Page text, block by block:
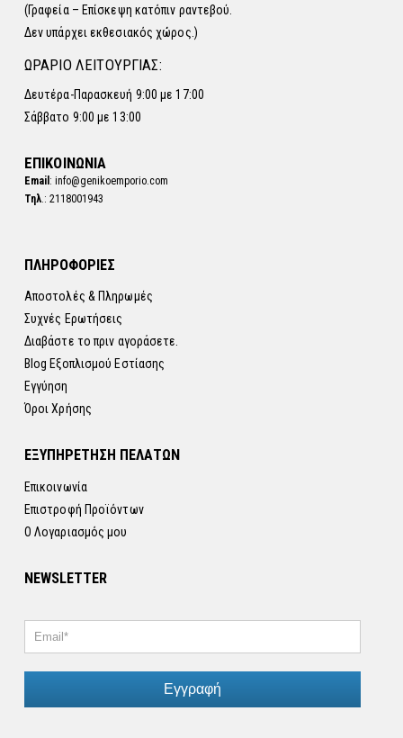
(Γραφεία – Επίσκεψη κατόπιν ραντεβού.
Δεν υπάρχει εκθεσιακός χώρος.)
ΩΡΑΡΙΟ ΛΕΙΤΟΥΡΓΙΑΣ:
Δευτέρα-Παρασκευή 9:00 με 17:00
Σάββατο 9:00 με 13:00
ΕΠΙΚΟΙΝΩΝΙΑ
Email : info@genikoemporio.com
Τηλ.: 2118001943
ΠΛΗΡΟΦΟΡΙΕΣ
Αποστολές & Πληρωμές
Συχνές Ερωτήσεις
Διαβάστε το πριν αγοράσετε.
Blog Εξοπλισμού Εστίασης
Εγγύηση
Όροι Χρήσης
ΕΞΥΠΗΡΕΤΗΣΗ ΠΕΛΑΤΩΝ
Επικοινωνία
Επιστροφή Προϊόντων
Ο Λογαριασμός μου
NEWSLETTER
Εγγραφή